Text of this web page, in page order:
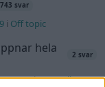
svar
i Off topic
hela
2 svar
23:57iGenerell